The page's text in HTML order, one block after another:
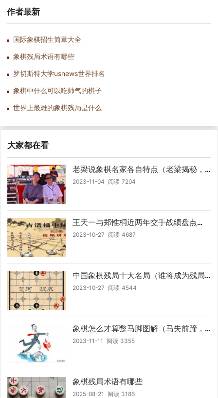
作者最新
国际象棋招生简章大全
象棋残局术语有哪些
罗切斯特大学usnews世界排名
象棋中什么可以吃帅气的棋子
世界上最难的象棋残局是什么
大家都在看
老梁说象棋名家各自特点（老梁揭秘，
象棋名家们独特的棋艺风格，你了解多
2023-11-04 阅读 7204
王天一与郑惟桐近两年交手战绩盘点
（近两年交手战绩盘点，王天一与郑惟
桐，谁更胜一筹）
2023-10-27 阅读 4687
中国象棋残局十大名局（谁将成为残局
中的绝世高手）
2023-10-27 阅读 4544
象棋怎么才算蹩马脚图解（马失前蹄，
如何一招定输赢）
2023-11-11 阅读 3355
象棋残局术语有哪些
2025-08-21 阅读 3186